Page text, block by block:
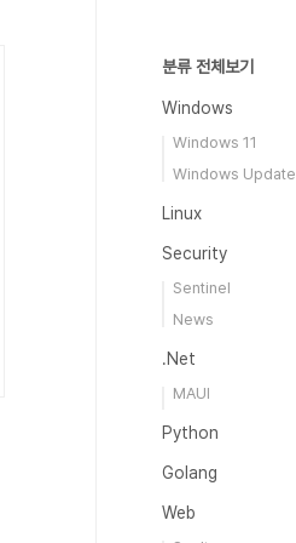
분류 전체보기
Windows
Windows 11
Windows Update
Linux
Security
Sentinel
News
.Net
MAUI
Python
Golang
Web